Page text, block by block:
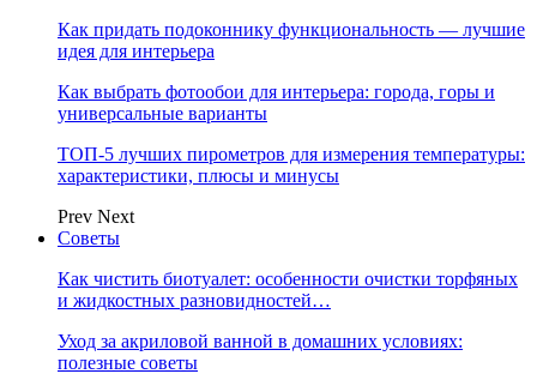
Как придать подоконнику функциональность — лучшие
идея для интерьера
Как выбрать фотообои для интерьера: города, горы и
универсальные варианты
ТОП-5 лучших пирометров для измерения температуры:
характеристики, плюсы и минусы
Prev Next
Советы
Как чистить биотуалет: особенности очистки торфяных
и жидкостных разновидностей…
Уход за акриловой ванной в домашних условиях:
полезные советы